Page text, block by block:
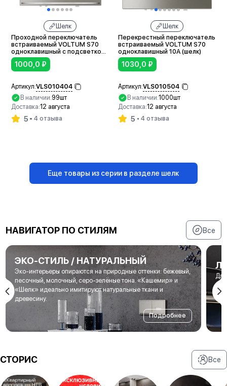
Шелк
Проходной переключатель
встраиваемый VOLTUM S70
одноклавишный с подсветкой
10А (шелк)
1000,0 ₽
Артикул:VLS010404
В наличии:99шт
Доставка:12 августа
5 4 отзыва
Шелк
Перекрестный переключатель
встраиваемый VOLTUM S70
одноклавишный 10А (шелк)
1030,0 ₽
Артикул:VLS010504
В наличии:1000шт
Доставка:12 августа
5 4 отзыва
Еще товары из серии в разделе шелк
НАВИГАТОР ПО СТИЛЯМ Все
ЭКО-СТИЛЬ / НАТУРАЛЬНЫЙ
Эко-интерьеры опираются на природные оттенки: бежевый,
песочный, молочный, серо-зелёные тона. «Кашемир» и
«Шелк» идеально имитируют натуральные ткани и
древесину.
Подробнее
СТОРИС Все